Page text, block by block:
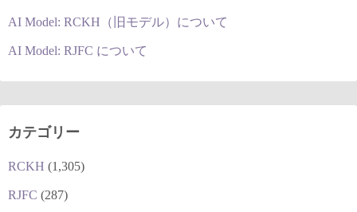
AI Model: RCKH（旧モデル）について
AI Model: RJFC について
カテゴリー
RCKH (1,305)
RJFC (287)